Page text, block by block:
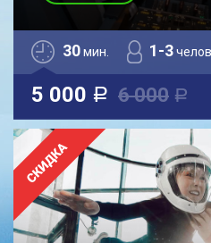
30мин. 1-3
5 000 a 6 000 a